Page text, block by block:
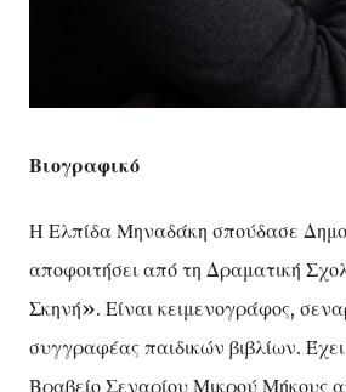
Βιογραφικό
Η Ελπίδα Μηναδάκη σπούδασε
αποφοιτήσει από τη Δραματική
Σκηνή». Είναι κειμενογράφος,
συγγραφέας παιδικών βιβλίων. Έχει
Βραβείο Σεναρίου Μικρού Μήκους